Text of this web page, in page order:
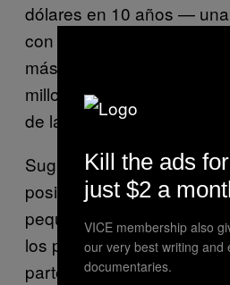
dólares en 10 años —
con «los costes de la
más de la mitad de esa
millones — deberían
de la industria
Sugirió varias fuentes de
posibles, incluyendo la
pequeño porcentaje del
los países del G-20, la
parte de la financiación
Kill the ads for
just $2 a
VICE membership also
our very best writing and
documentaries.